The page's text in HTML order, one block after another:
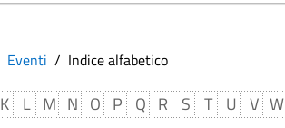
Eventi Indice alfabetico
K L M N O P Q R S T U V W